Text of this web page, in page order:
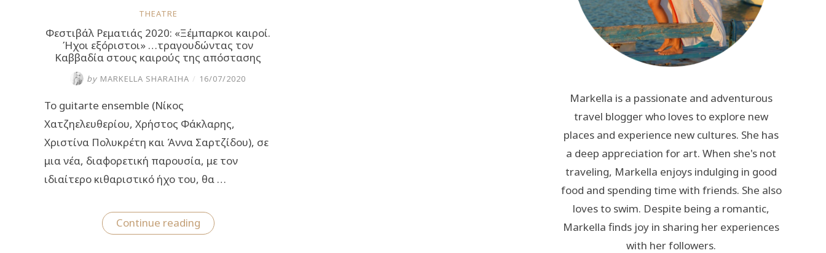
THEATRE
Φεστιβάλ Ρεματιάς 2020: «Ξέμπαρκοι καιροί.
Ήχοι εξόριστοι» …τραγουδώντας τον
Καββαδία στους καιρούς της απόστασης
by MARKELLA SHARAIHA / 16/07/2020
Το guitarte ensemble (Νίκος
Χατζηελευθερίου, Χρήστος Φάκλαρης,
Χριστίνα Πολυκρέτη και Άννα Σαρτζίδου), σε
μια νέα, διαφορετική παρουσία, με τον
ιδιαίτερο κιθαριστικό ήχο του, θα …
Continue reading“Φεστιβάλ
Ρεματιάς
Markella is a passionate and adventurous
travel blogger who loves to explore new
places and experience new cultures. She has
a deep appreciation for art. When she's not
traveling, Markella enjoys indulging in good
food and spending time with friends. She also
loves to swim. Despite being a romantic,
Markella finds joy in sharing her experiences
with her followers.